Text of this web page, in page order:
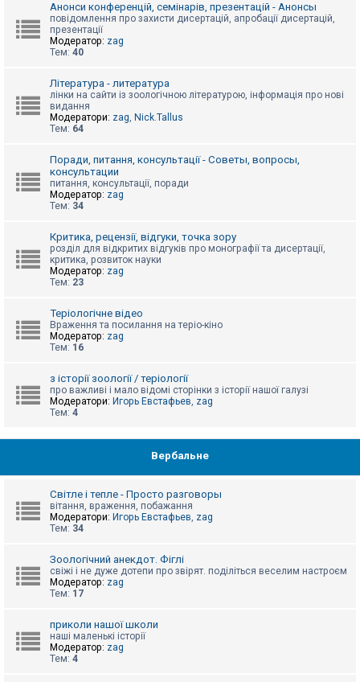
П
м
о
г
Анонси конференцій, семінарів, презентацій - Анонсы
повідомлення про захисти дисертацій, апробації дисертацій,
презентації
Модератор: zag
Тем: 40
Література - литература
лінки на сайти із зоологічною літературою, інформація про нові
видання
Модератори: zag, Nick.Tallus
Тем: 64
Поради, питання, консультації - Советы, вопросы,
консультации
питання, консультації, поради
Модератор: zag
Тем: 34
Критика, рецензії, відгуки, точка зору
розділ для відкритих відгуків про монографії та дисертації,
критика, розвиток науки
Модератор: zag
Тем: 23
Теріологічне відео
Враження та посилання на теріо-кіно
Модератор: zag
Тем: 16
з історії зоології / теріології
про важливі і мало відомі сторінки з історії нашої галузі
Модератори: Игорь Евстафьев, zag
Тем: 4
Вербальне
Світле і тепле - Просто разговоры
вітання, враження, побажання
Модератори: Игорь Евстафьев, zag
Тем: 34
Зоологічний анекдот. Фіглі
свіжі і не дуже дотепи про звірят. поділіться веселим настроєм
Модератор: zag
Тем: 17
приколи нашої школи
наші маленькі історії
Модератор: zag
Тем: 4